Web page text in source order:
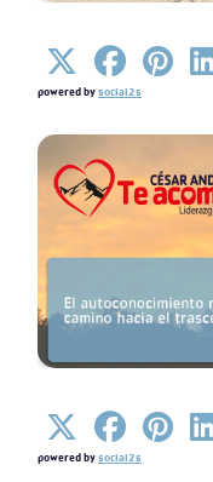
powered bysocial2s
powered bysocial2s